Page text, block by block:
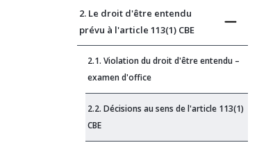
2. Le droit d'être entendu
prévu à l'article 113(1) CBE
2.1. Violation du droit d'être entendu –
examen d'office
2.2. Décisions au sens de l'article 113(1)
CBE